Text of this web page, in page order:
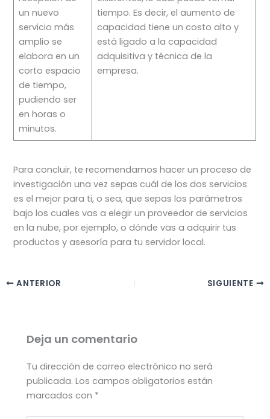
un nuevo
servicio más
amplio se
elabora en un
corto espacio
de tiempo,
pudiendo ser
en horas o
minutos.
tiempo. Es decir, el aumento de
capacidad tiene un costo alto y
está ligado a la capacidad
adquisitiva y técnica de la
empresa.
Para concluir, te recomendamos hacer un proceso de
investigación una vez sepas cuál de los dos servicios
es el mejor para ti, o sea, que sepas los parámetros
bajo los cuales vas a elegir un proveedor de servicios
en la nube, por ejemplo, o dónde vas a adquirir tus
productos y asesoría para tu servidor local.
ANTERIOR SIGUIENTE
Deja un comentario
Tu dirección de correo electrónico no será
publicada. Los campos obligatorios están
marcados con *